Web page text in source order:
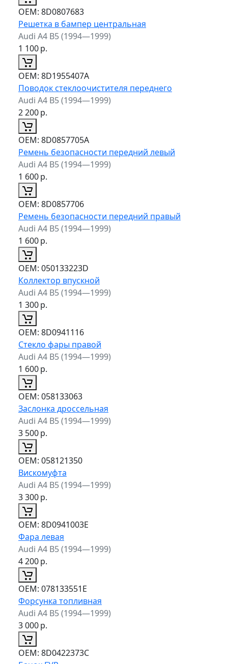
ОЕМ: 8D0807683
Решетка в бампер центральная
Audi A4 B5 (1994—1999)
1 100р.
ОЕМ: 8D1955407A
Поводок стеклоочистителя переднего
Audi A4 B5 (1994—1999)
2 200р.
ОЕМ: 8D0857705A
Ремень безопасности передний левый
Audi A4 B5 (1994—1999)
1 600р.
ОЕМ: 8D0857706
Ремень безопасности передний правый
Audi A4 B5 (1994—1999)
1 600р.
ОЕМ: 050133223D
Коллектор впускной
Audi A4 B5 (1994—1999)
1 300р.
ОЕМ: 8D0941116
Стекло фары правой
Audi A4 B5 (1994—1999)
1 600р.
ОЕМ: 058133063
Заслонка дроссельная
Audi A4 B5 (1994—1999)
3 500р.
ОЕМ: 058121350
Вискомуфта
Audi A4 B5 (1994—1999)
3 300р.
ОЕМ: 8D0941003E
Фара левая
Audi A4 B5 (1994—1999)
4 200р.
ОЕМ: 078133551E
Форсунка топливная
Audi A4 B5 (1994—1999)
3 000р.
ОЕМ: 8D0422373C